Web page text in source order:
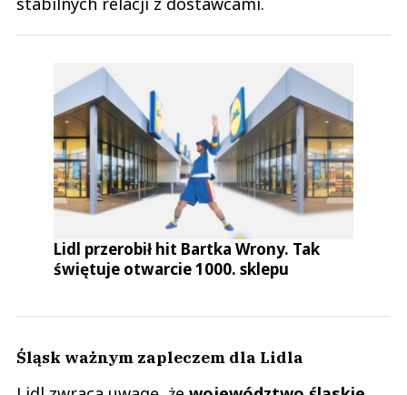
Lidl przerobił hit Bartka Wrony. Tak
świętuje otwarcie 1000. sklepu
Śląsk ważnym zapleczem dla Lidla